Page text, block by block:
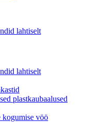
lahtiselt
lahtiselt
plastkaubaalused
kogumise vöö